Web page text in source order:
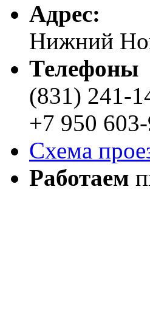
Адреc:
Нижний
Телефоны
(831) 241-
+7 950
Схема
Работаем